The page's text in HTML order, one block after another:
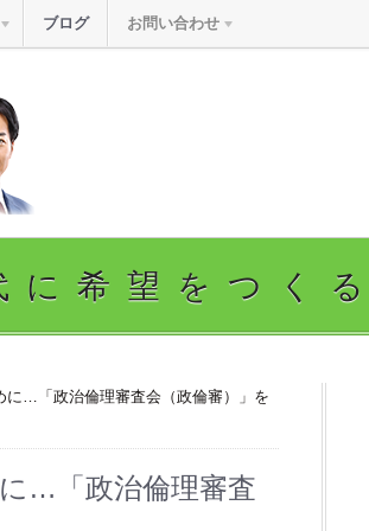
ブログ お問い合わせ
に希望をつく
に…「政治倫理審査会（政倫審）」を
…「政治倫理審査